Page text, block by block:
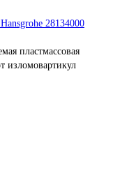
28134000
пластмассовая
изломовартикул